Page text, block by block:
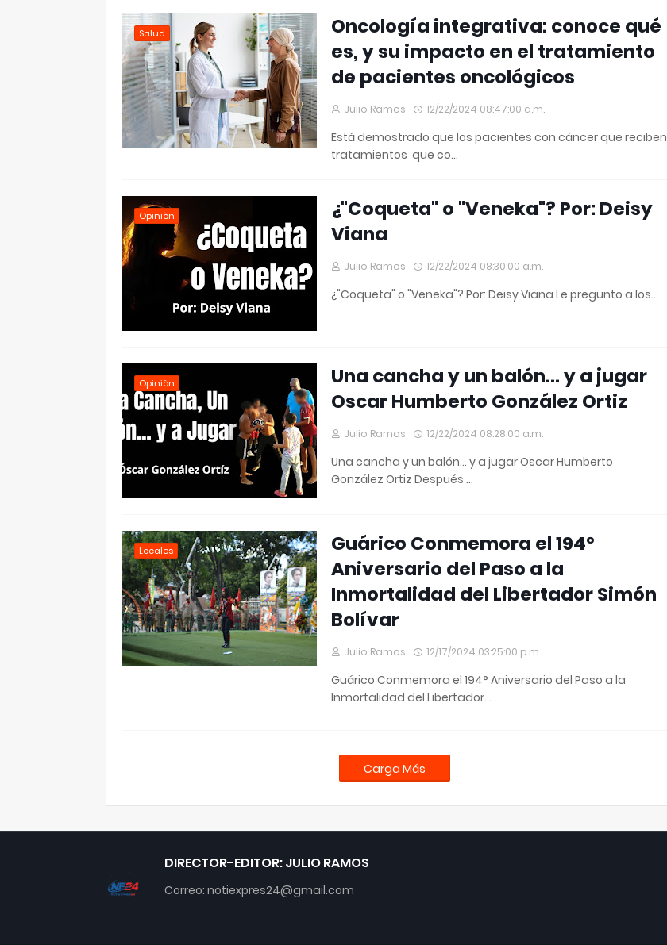
Salud
Oncología integrativa: conoce qué
es, y su impacto en el tratamiento
de pacientes oncológicos
Julio Ramos 12/22/2024 08:47:00 a.m.
Está demostrado que los pacientes con cáncer que reciben
tratamientos que co…
Opiniòn
¿"Coqueta" o "Veneka"? Por: Deisy
Viana
Julio Ramos 12/22/2024 08:30:00 a.m.
¿"Coqueta" o "Veneka"? Por: Deisy Viana Le pregunto a los…
Opiniòn
Una cancha y un balón… y a jugar
Oscar Humberto González Ortiz
Julio Ramos 12/22/2024 08:28:00 a.m.
Una cancha y un balón… y a jugar Oscar Humberto
González Ortiz Después …
Locales
Guárico Conmemora el 194°
Aniversario del Paso a la
Inmortalidad del Libertador Simón
Bolívar
Julio Ramos 12/17/2024 03:25:00 p.m.
Guárico Conmemora el 194° Aniversario del Paso a la
Inmortalidad del Libertador…
Carga Más
DIRECTOR-EDITOR: JULIO RAMOS
Correo: notiexpres24@gmail.com